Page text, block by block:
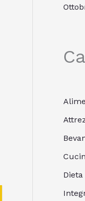
Dieta